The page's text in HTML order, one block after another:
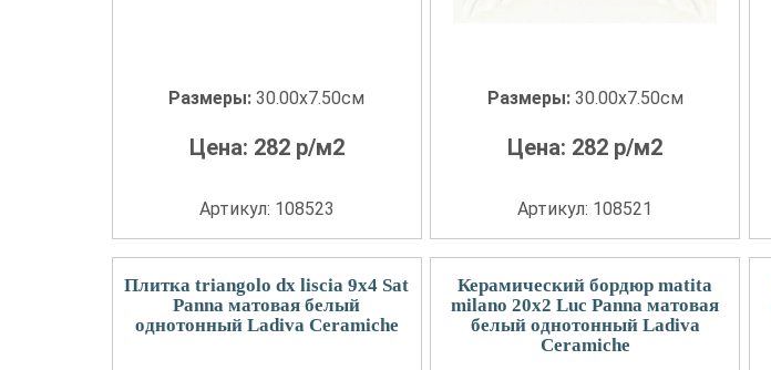
Размеры:30.00x7.50см
Цена: 282р/м2
Артикул: 108523
Размеры: 30.00x7.50см
Цена: 282 р/м2
Артикул: 108521
Плитка triangolo dx liscia 9x4 Sat
Panna матовая белый
однотонный Ladiva Сeramiche
Керамический бордюр matita
milano 20x2 Luc Panna матовая
белый однотонный Ladiva
Сeramiche